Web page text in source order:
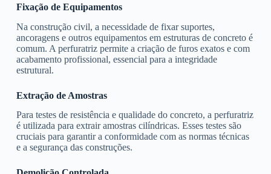
Fixação de Equipamentos
Na construção civil, a necessidade de fixar suportes,
ancoragens e outros equipamentos em estruturas de concreto é
comum. A perfuratriz permite a criação de furos exatos e com
acabamento profissional, essencial para a integridade
estrutural.
Extração de Amostras
Para testes de resistência e qualidade do concreto, a perfuratriz
é utilizada para extrair amostras cilíndricas. Esses testes são
cruciais para garantir a conformidade com as normas técnicas
e a segurança das construções.